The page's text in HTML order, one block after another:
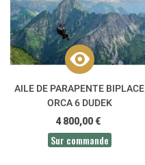
AILE DE PARAPENTE BIPLACE
ORCA 6 DUDEK
4 800,00 €
Sur commande